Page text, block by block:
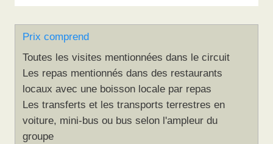
Prix comprend
Toutes les visites mentionnées dans le circuit
Les repas mentionnés dans des restaurants
locaux avec une boisson locale par repas
Les transferts et les transports terrestres en
voiture, mini-bus ou bus selon l'ampleur du
groupe